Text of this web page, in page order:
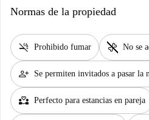
Normas de la propiedad
smoke_free Prohibido fumar pet_supplies No se
person_add Se permiten invitados a pasar la
partner_heart Perfecto para estancias en pareja